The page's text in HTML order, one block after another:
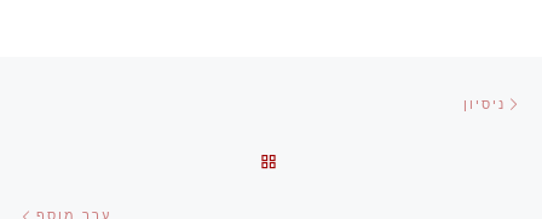
ניווט בפוסטים
ניסיון
חזרה לרשימת הפוסטים
ערך מוסף